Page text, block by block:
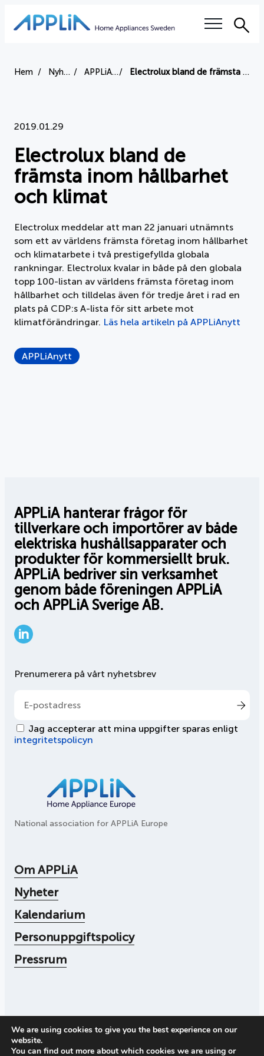
Sök
Våra frågor
Right to repair
Auktoriserade serviceverkstäder
Utbildning
Branschvillkor
Dokument
Om APPLiA
Hem Nyheter APPLiAnytt Electrolux bland de främsta inom hållbarhet och klimat
2019.01.29
Electrolux bland de
främsta inom hållbarhet
och klimat
Electrolux meddelar att man 22 januari utnämnts
som ett av världens främsta företag inom hållbarhet
och klimatarbete i två prestigefyllda globala
rankningar. Electrolux kvalar in både på den globala
topp 100-listan av världens främsta företag inom
hållbarhet och tilldelas även för tredje året i rad en
plats på CDP:s A-lista för sitt arbete mot
klimatförändringar. Läs hela artikeln på APPLiAnytt
APPLiAnytt
APPLiA hanterar frågor för
tillverkare och importörer av både
elektriska hushållsapparater och
produkter för kommersiellt bruk.
APPLiA bedriver sin verksamhet
genom både föreningen APPLiA
och APPLiA Sverige AB.
National association for APPLiA Europe
Prenumerera på vårt nyhetsbrev
Jag accepterar att mina uppgifter sparas enligt
integritetspolicyn
Om APPLiA
Nyheter
Kalendarium
Personuppgiftspolicy
Pressrum
© 2026Applia
Org nr: 556104-4545
Ring oss:+46 73 078 30 72
We are using cookies to give you the best experience on our
website.
You can find out more about which cookies we are using or